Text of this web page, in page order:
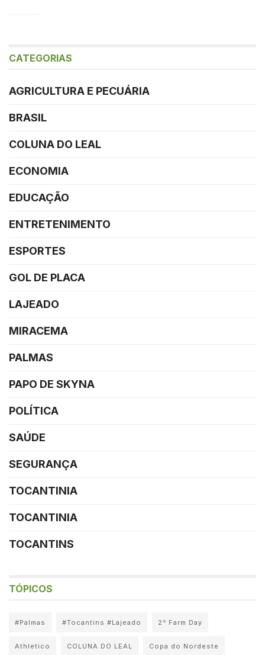
CATEGORIAS
AGRICULTURA E PECUÁRIA
BRASIL
COLUNA DO LEAL
ECONOMIA
EDUCAÇÃO
ENTRETENIMENTO
ESPORTES
GOL DE PLACA
LAJEADO
MIRACEMA
PALMAS
PAPO DE SKYNA
POLÍTICA
SAÚDE
SEGURANÇA
TOCANTINIA
TOCANTINIA
TOCANTINS
TÓPICOS
#Palmas #Tocantins #Lajeado 2° Farm Day
Athletico COLUNA DO LEAL Copa do Nordeste